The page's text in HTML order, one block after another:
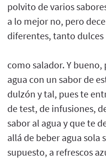
polvito de varios
a lo mejor no, pero
diferentes, tanto dulces
como salador. Y bueno,
agua con un sabor de
dulzón y tal, pues te
de test, de infusiones,
sabor al agua y que te
allá de beber agua sola
supuesto, a refrescos